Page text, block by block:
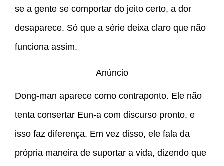
se a gente se comportar do jeito certo, a dor
desaparece. Só que a série deixa claro que não
funciona assim.
Anúncio
Dong-man aparece como contraponto. Ele não
tenta consertar Eun-a com discurso pronto, e
isso faz diferença. Em vez disso, ele fala da
própria maneira de suportar a vida, dizendo que